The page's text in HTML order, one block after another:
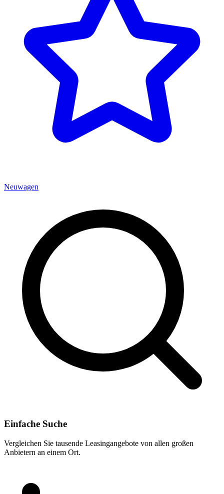
Neuwagen
Einfache Suche
Vergleichen Sie tausende Leasingangebote von allen großen
Anbietern an einem Ort.